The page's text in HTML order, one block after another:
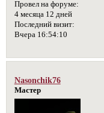
Провел на форуме:
4 месяца 12 дней
Последний визит:
Вчера 16:54:10
Nasonchik76
Мастер